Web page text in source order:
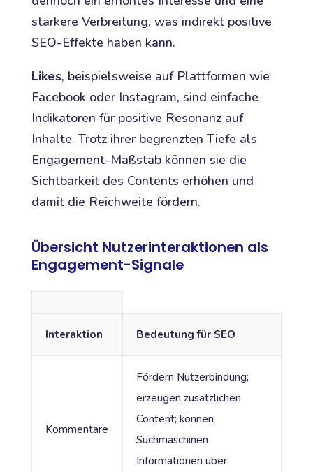
stärkere Verbreitung, was indirekt positive
SEO-Effekte haben kann.
Likes, beispielsweise auf Plattformen wie
Facebook oder Instagram, sind einfache
Indikatoren für positive Resonanz auf
Inhalte. Trotz ihrer begrenzten Tiefe als
Engagement-Maßstab können sie die
Sichtbarkeit des Contents erhöhen und
damit die Reichweite fördern.
Übersicht Nutzerinteraktionen als
Engagement-Signale
Interaktion Bedeutung für SEO
Kommentare
Fördern Nutzerbindung;
erzeugen zusätzlichen
Content; können
Suchmaschinen
Informationen über